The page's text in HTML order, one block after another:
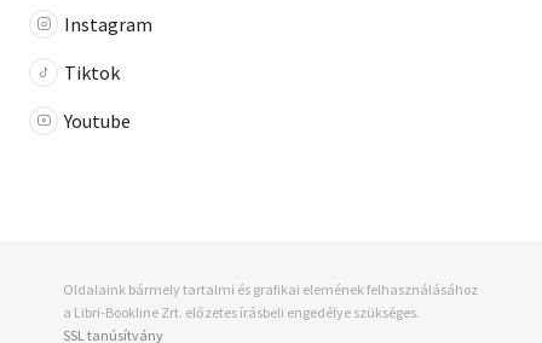
Instagram
Tiktok
Youtube
Oldalaink bármely tartalmi és grafikai elemének felhasználásához
a Libri-Bookline Zrt. előzetes írásbeli engedélye szükséges.
SSL tanúsítvány